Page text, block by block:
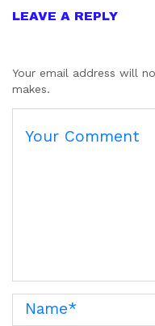
LEAVE A REPLY
Your email address will
makes.